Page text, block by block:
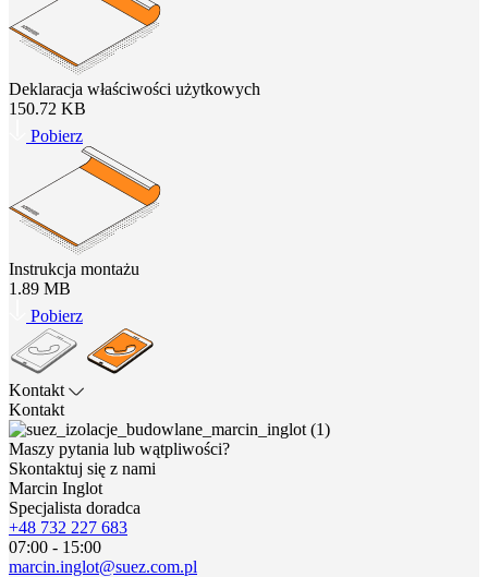
Deklaracja właściwości użytkowych
150.72 KB
Pobierz
Instrukcja montażu
1.89 MB
Pobierz
Kontakt
Kontakt
Maszy pytania lub wątpliwości?
Skontaktuj się z nami
Marcin Inglot
Specjalista doradca
+48 732 227 683
07:00 - 15:00
marcin.inglot@suez.com.pl